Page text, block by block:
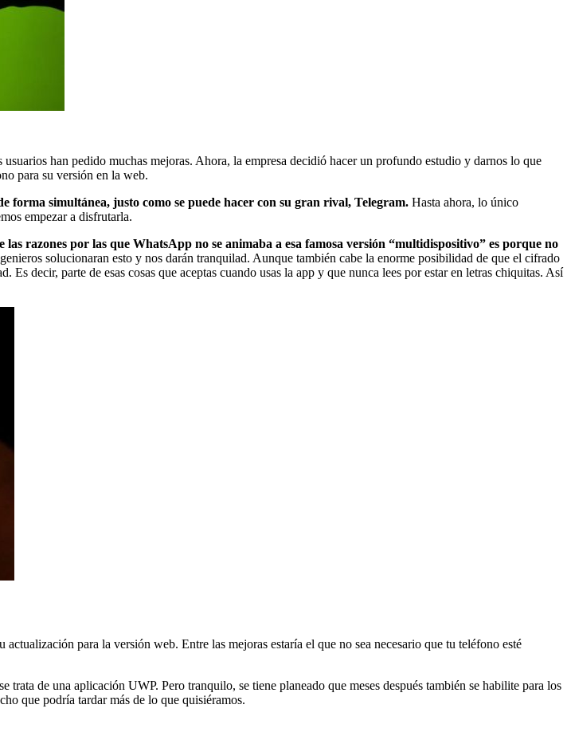
han pedido muchas mejoras. Ahora, la empresa decidió hacer un profundo estudio y darnos lo que
para su versión en la web.
simultánea, justo como se puede hacer con su gran rival, Telegram. Hasta ahora, lo único
empezar a disfrutarla.
las razones por las que WhatsApp no se animaba a esa famosa versión “multidispositivo” es porque no
solucionaran esto y nos darán tranquilad. Aunque también cabe la enorme posibilidad de que el cifrado
decir, parte de esas cosas que aceptas cuando usas la app y que nunca lees por estar en letras chiquitas. Así
para la versión web. Entre las mejoras estaría el que no sea necesario que tu teléfono esté
trata de una aplicación UWP. Pero tranquilo, se tiene planeado que meses después también se habilite para los
que podría tardar más de lo que quisiéramos.